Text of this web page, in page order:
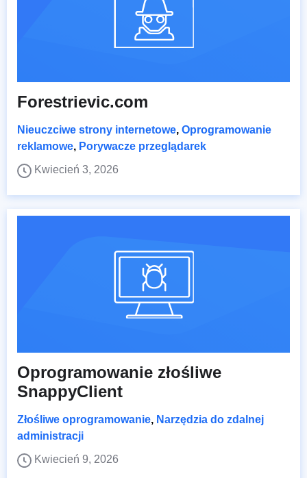
Forestrievic.com
Nieuczciwe strony internetowe, Oprogramowanie
reklamowe, Porywacze przeglądarek
Kwiecień 3, 2026
Oprogramowanie złośliwe
SnappyClient
Złośliwe oprogramowanie, Narzędzia do zdalnej
administracji
Kwiecień 9, 2026